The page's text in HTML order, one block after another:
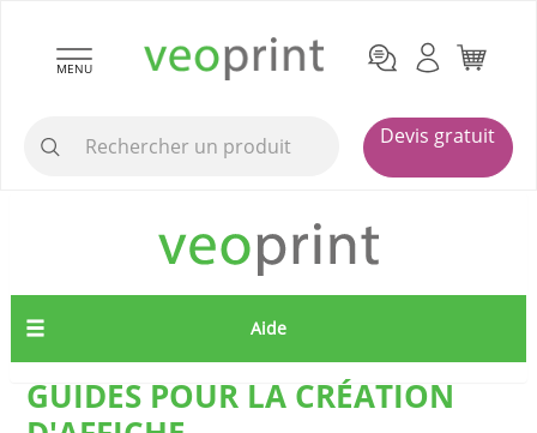
MENU
Devis gratuit
Aide
GUIDES POUR LA CRÉATION